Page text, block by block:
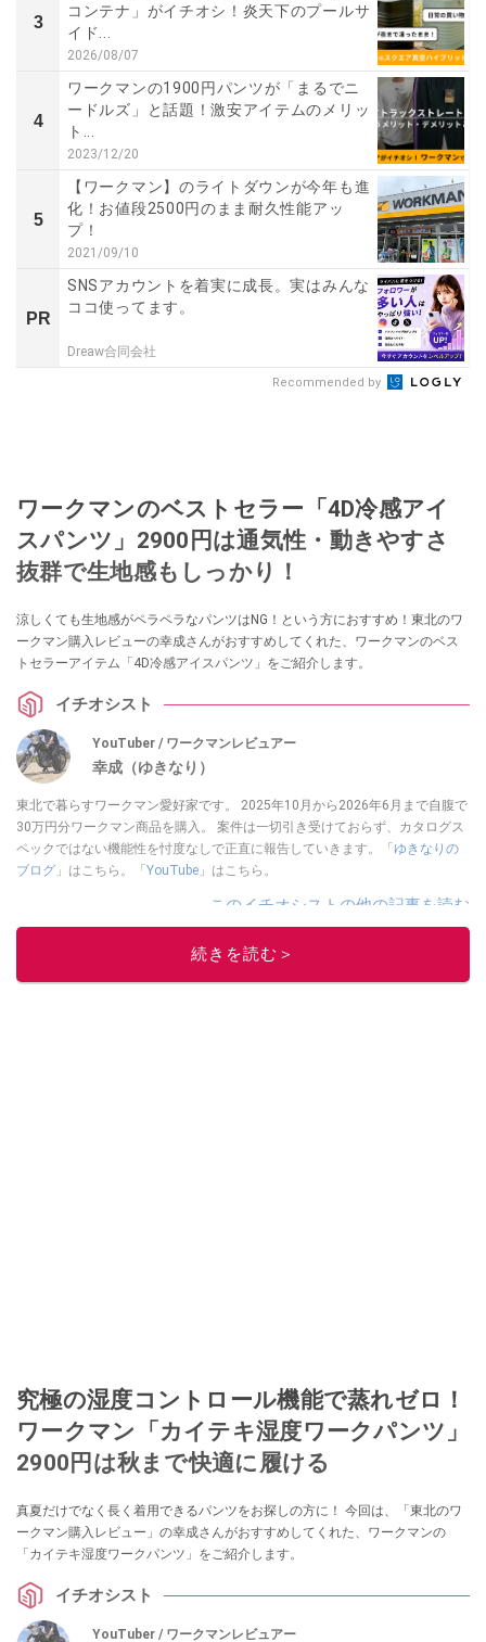
3
コンテナ」がイチオシ！炎天下のプールサ
イド...
2026/08/07
4
ワークマンの1900円パンツが「まるでニ
ードルズ」と話題！激安アイテムのメリッ
ト...
2023/12/20
5
【ワークマン】のライトダウンが今年も進
化！お値段2500円のまま耐久性能アッ
プ！
2021/09/10
PR
SNSアカウントを着実に成長。実はみんな
ココ使ってます。
Dreaw合同会社
Recommended by
ワークマンのベストセラー「4D冷感アイ
スパンツ」2900円は通気性・動きやすさ
抜群で生地感もしっかり！
涼しくても生地感がペラペラなパンツはNG！という方におすすめ！東北のワ
ークマン購入レビューの幸成さんがおすすめしてくれた、ワークマンのベス
トセラーアイテム「4D冷感アイスパンツ」をご紹介します。
イチオシスト
YouTuber / ワークマンレビュアー
幸成（ゆきなり）
東北で暮らすワークマン愛好家です。 2025年10月から2026年6月まで自腹で
30万円分ワークマン商品を購入。 案件は一切引き受けておらず、カタログス
ペックではない機能性を忖度なしで正直に報告していきます。「 ゆきなりの
ブログ 」はこちら。「 YouTube 」はこちら。
このイチオシストの他の記事を読む
続きを読む＞
究極の湿度コントロール機能で蒸れゼロ！
ワークマン「カイテキ湿度ワークパンツ」
2900円は秋まで快適に履ける
真夏だけでなく長く着用できるパンツをお探しの方に！ 今回は、「東北のワ
ークマン購入レビュー」の幸成さんがおすすめしてくれた、ワークマンの
「カイテキ湿度ワークパンツ」をご紹介します。
イチオシスト
YouTuber / ワークマンレビュアー